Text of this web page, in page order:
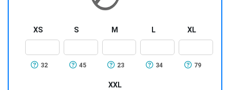
XS
32
S
45
M
23
L
34
XL
79
XXL